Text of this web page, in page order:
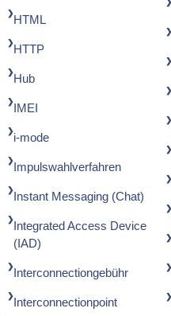
HTML
HTTP
Hub
IMEI
i-mode
Impulswahlverfahren
Instant Messaging (Chat)
Integrated Access Device
(IAD)
Interconnectiongebühr
Interconnectionpoint